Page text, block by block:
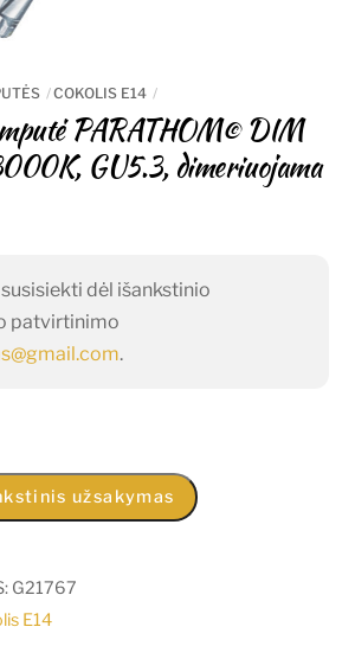
COKOLIS E14
PARATHOM© DIM
GU5.3, dimeriuojama
dėl išankstinio
patvirtinimo
.
užsakymas
G21767
E14